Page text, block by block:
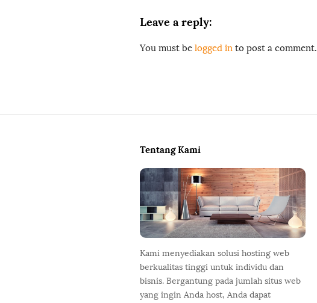
Leave a reply:
You must be logged in to post a comment.
Tentang Kami
Kami menyediakan solusi hosting web
berkualitas tinggi untuk individu dan
bisnis. Bergantung pada jumlah situs web
yang ingin Anda host, Anda dapat